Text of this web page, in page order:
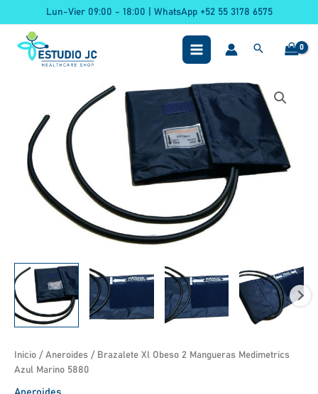
al
contenido
Lun-Vier 09:00 - 18:00 | WhatsApp +52 55 3178 6575
Inicio / Aneroides / Brazalete Xl Obeso 2 Mangueras Medimetrics
Azul Marino 5880